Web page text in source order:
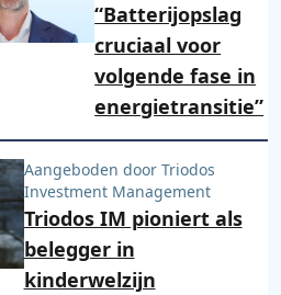
“Batterijopslag
cruciaal voor
volgende fase in
energietransitie”
Triodos IM pioniert als
belegger in
kinderwelzijn
Aangeboden door Triodos
Investment Management